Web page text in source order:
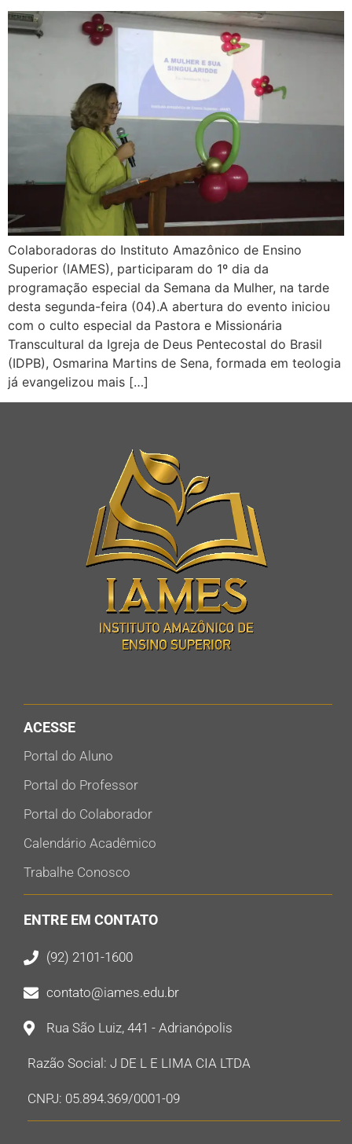
Colaboradoras do Instituto Amazônico de Ensino
Superior (IAMES), participaram do 1º dia da
programação especial da Semana da Mulher, na tarde
desta segunda-feira (04).A abertura do evento iniciou
com o culto especial da Pastora e Missionária
Transcultural da Igreja de Deus Pentecostal do Brasil
(IDPB), Osmarina Martins de Sena, formada em teologia
já evangelizou mais […]
ACESSE
Portal do Aluno
Portal do Professor
Portal do Colaborador
Calendário Acadêmico
Trabalhe Conosco
ENTRE EM CONTATO
(92) 2101-1600
contato@iames.edu.br
Rua São Luiz, 441 - Adrianópolis
Razão Social: J DE L E LIMA CIA LTDA
CNPJ: 05.894.369/0001-09